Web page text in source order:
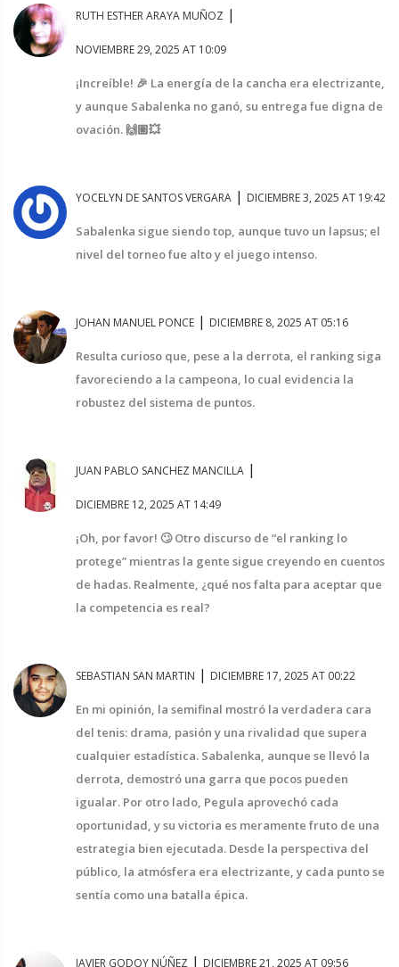
RUTH ESTHER ARAYA MUÑOZ |
NOVIEMBRE 29, 2025 AT 10:09
¡Increíble! 🎉 La energía de la cancha era electrizante,
y aunque Sabalenka no ganó, su entrega fue digna de
ovación. 🙌🏽💥
YOCELYN DE SANTOS VERGARA | DICIEMBRE 3, 2025 AT 19:42
Sabalenka sigue siendo top, aunque tuvo un lapsus; el
nivel del torneo fue alto y el juego intenso.
JOHAN MANUEL PONCE | DICIEMBRE 8, 2025 AT 05:16
Resulta curioso que, pese a la derrota, el ranking siga
favoreciendo a la campeona, lo cual evidencia la
robustez del sistema de puntos.
JUAN PABLO SANCHEZ MANCILLA |
DICIEMBRE 12, 2025 AT 14:49
¡Oh, por favor! 🙄 Otro discurso de “el ranking lo
protege” mientras la gente sigue creyendo en cuentos
de hadas. Realmente, ¿qué nos falta para aceptar que
la competencia es real?
SEBASTIAN SAN MARTIN | DICIEMBRE 17, 2025 AT 00:22
En mi opinión, la semifinal mostró la verdadera cara
del tenis: drama, pasión y una rivalidad que supera
cualquier estadística. Sabalenka, aunque se llevó la
derrota, demostró una garra que pocos pueden
igualar. Por otro lado, Pegula aprovechó cada
oportunidad, y su victoria es meramente fruto de una
estrategia bien ejecutada. Desde la perspectiva del
público, la atmósfera era electrizante, y cada punto se
sentía como una batalla épica.
JAVIER GODOY NÚÑEZ | DICIEMBRE 21, 2025 AT 09:56